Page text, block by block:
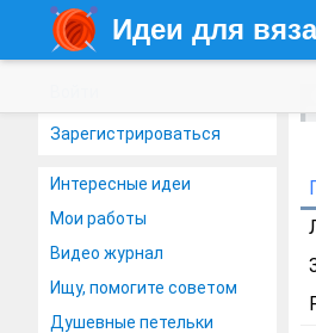
Идеи для
Зарегистрироваться
Интересные идеи
Мои работы
Видео журнал
Ищу, помогите советом
Душевные петельки